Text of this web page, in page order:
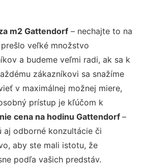
m2 Gattendorf – nechajte to na
veľké množstvo
a budeme veľmi radi, ak sa k
zákazníkovi sa snažíme
v maximálnej možnej miere,
prístup je kľúčom k
cena na hodinu Gattendorf –
aj odborné konzultácie či
aby ste mali istotu, že
podľa vašich predstáv.